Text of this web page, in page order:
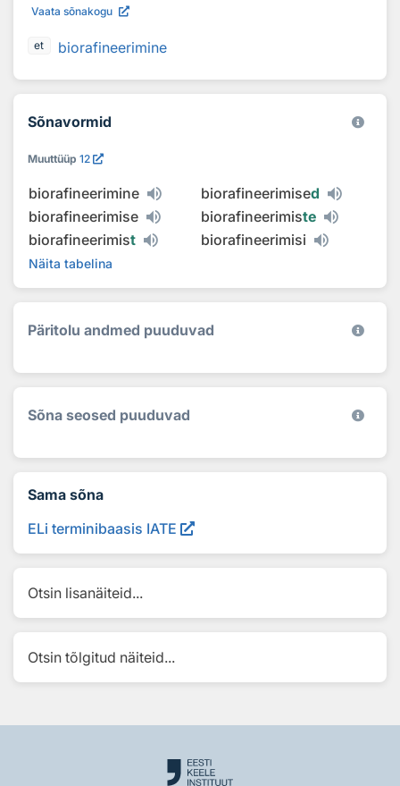
Vaata sõnakogu
et biorafineerimine
Sõnavormid
Muuttüüp 12
biorafineerimine biorafineerimised
biorafineerimise
biorafineerimiste
biorafineerimist biorafineerimisi
Näita tabelina
Päritolu andmed puuduvad
Sõna seosed puuduvad
Sama sõna
ELi terminibaasis IATE
Otsin lisanäiteid...
Otsin tõlgitud näiteid...